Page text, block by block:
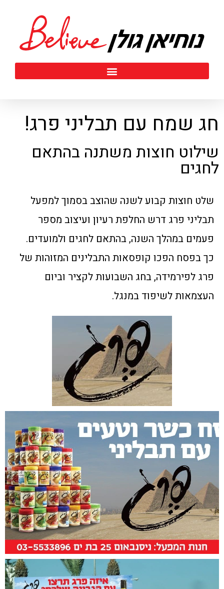
חג שמח עם תבליני פרג!
שילוט חוצות משתנה בהתאם
לחגים
שלט חוצות קבוע לשנה שהוצב בסמוך למפעל
תבליני פרג דרש החלפת רעיון ועיצוב מספר
פעמים במהלך השנה, בהתאם לחגים ולמועדים.
כך בפסח הפכו קופסאות התבלינים המזוהות של
פרג לפירמידה, בחג השבועות לקציר וביום
העצמאות לשיפוד במנגל.